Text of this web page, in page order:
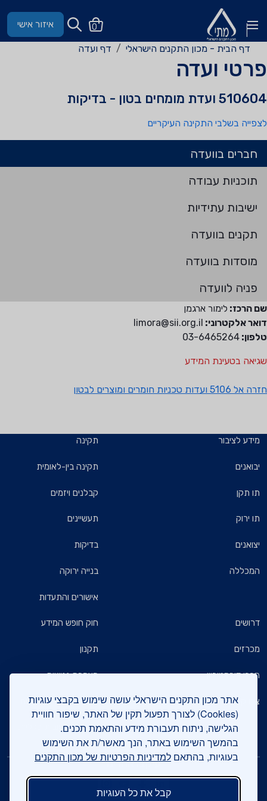
אתר מכון התקנים הישראלי עושה שימוש בקבצי עוגיות
(Cookies) לצורך תפעול תקין של האתר, שיפור חוויית
הגלישה, ניתוח תעבורת מידע והתאמת תכנים.
בהמשך השימוש באתר, הנך מאשר/ת את השימוש
בעוגיות, בהתאם למדיניות הפרטיות של מכון התקנים
קבל את כל העוגיות
0 איזור אישי
דף הבית - מכון התקנים הישראלי דף ועדה
פרטי ועדה
510604 ועדת מומחים בטון - בדיקות
לצפייה בשלבי התקינה העיקריים
חברים בוועדה
תוכניות עבודה
ישיבות עתידיות
תקנים בוועדה
מוסדות בוועדה
פניה לוועדה
שם הרכז: לימור ארגמן
דואר אלקטרוני: limora@sii.org.il
טלפון: 03-6465264
שגיאה בטעינת המידע
חזרה אל 5106 ועדות טכניות חומרים ומוצרים לבטון
מידע לציבור
יבואנים
תו תקן
תו ירוק
יצואנים
המכללה
תקינה
תקינה בין-לאומית
קבלנים ויזמים
תעשיינים
בדיקות
בנייה ירוקה
אישורים והתעדות
דרושים
מכרזים
חברי דירקטוריון
צרו קשר
חוק חופש המידע
תקנון
הצהרת נגישות
מדיניות הגנת הפרטיות
שאלות ותשובות כלליות
עיקבו אחרינו